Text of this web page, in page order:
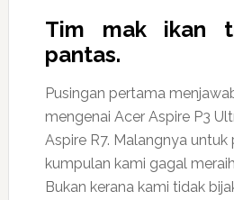
Tim mak ikan
pantas.
Pusingan pertama
mengenai Acer Aspire P3
Aspire R7. Malangnya untuk
kumpulan kami gagal
Bukan kerana kami tidak